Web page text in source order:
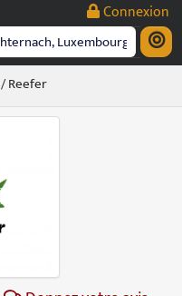
Connexion
/ Reefer